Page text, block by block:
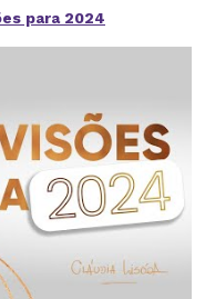
para 2024